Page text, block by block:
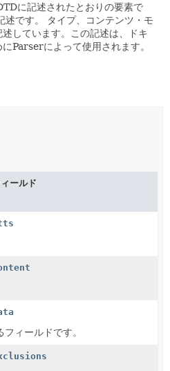
に記述されたとおりの要素で
です。
タイプ、コンテンツ・モ
しています。この記述は、ドキ
Parserによって使用されます。
ールド
ィールドです。